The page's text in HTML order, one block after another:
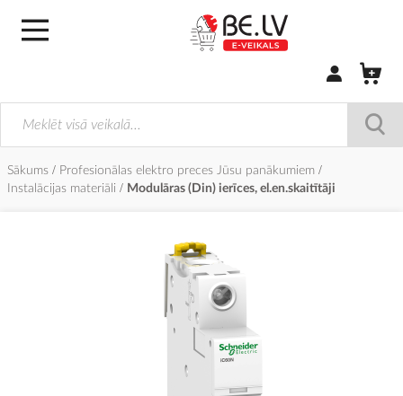
Pierakstīties/
Sākums
Profesionālas elektro preces Jūsu panākumiem
Instalācijas materiāli
Modulāras (Din) ierīces, el.en.skaitītāji